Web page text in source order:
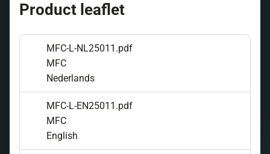
Product leaflet
MFC-L-NL25011.pdf
MFC
Nederlands
MFC-L-EN25011.pdf
MFC
English